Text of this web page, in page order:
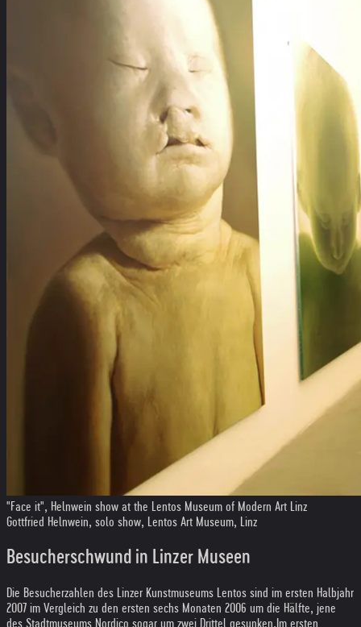
"Face it", Helnwein show at the Lentos Museum of Modern Art Linz
Gottfried Helnwein, solo show, Lentos Art Museum, Linz
Besucherschwund in Linzer Museen
Die Besucherzahlen des Linzer Kunstmuseums Lentos sind im ersten Halbjahr
2007 im Vergleich zu den ersten sechs Monaten 2006 um die Hälfte, jene
des Stadtmuseums Nordico sogar um zwei Drittel gesunken. Im ersten